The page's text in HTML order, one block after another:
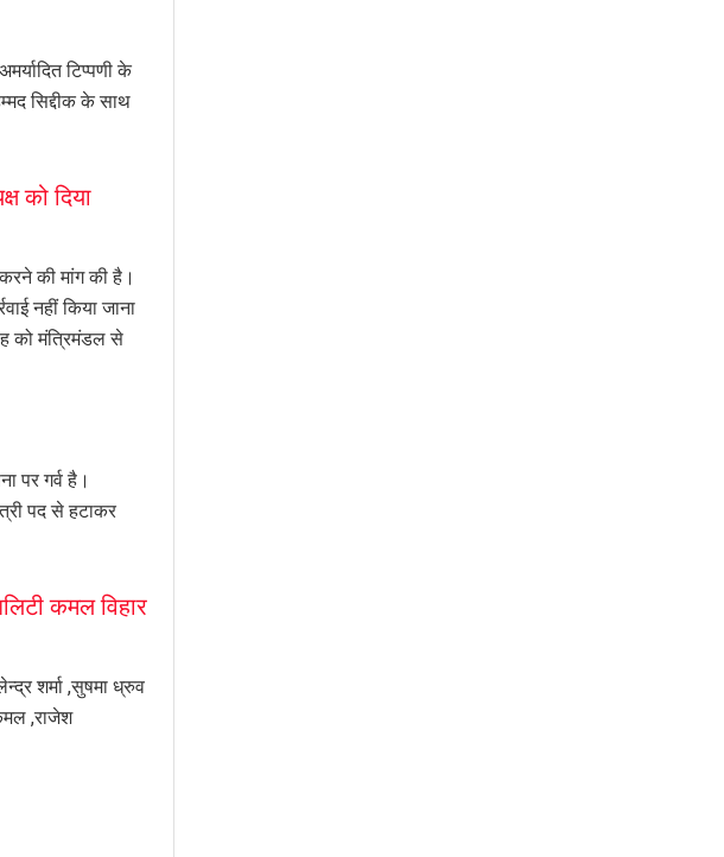
टिप्पणी के
सिद्दीक के साथ
को दिया
की मांग की है।
नहीं किया जाना
को मंत्रिमंडल से
पर गर्व है।
पद से हटाकर
कमल विहार
शर्मा ,सुषमा ध्रुव
,राजेश